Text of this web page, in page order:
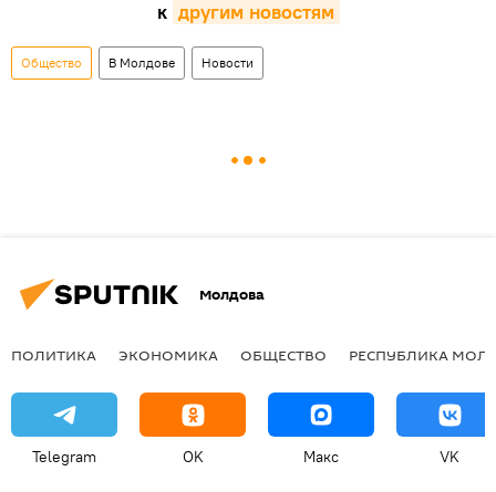
к другим новостям
Общество В Молдове Новости
Молдова
ПОЛИТИКА ЭКОНОМИКА ОБЩЕСТВО РЕСПУБЛИКА
Telegram OK Макс VK